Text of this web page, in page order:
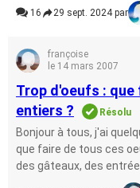
16 29 sept. 2024 par
françoise
le 14 mars 2007
Trop d'oeufs :
entiers ?
Résolu
Bonjour à tous, j'ai
que faire de tous ces
des gâteaux, des